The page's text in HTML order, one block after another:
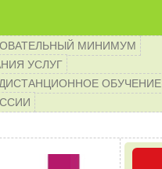
МИНИМУМ
УСЛУГ
ДИСТАНЦИОННОЕ ОБУЧЕНИЕ.